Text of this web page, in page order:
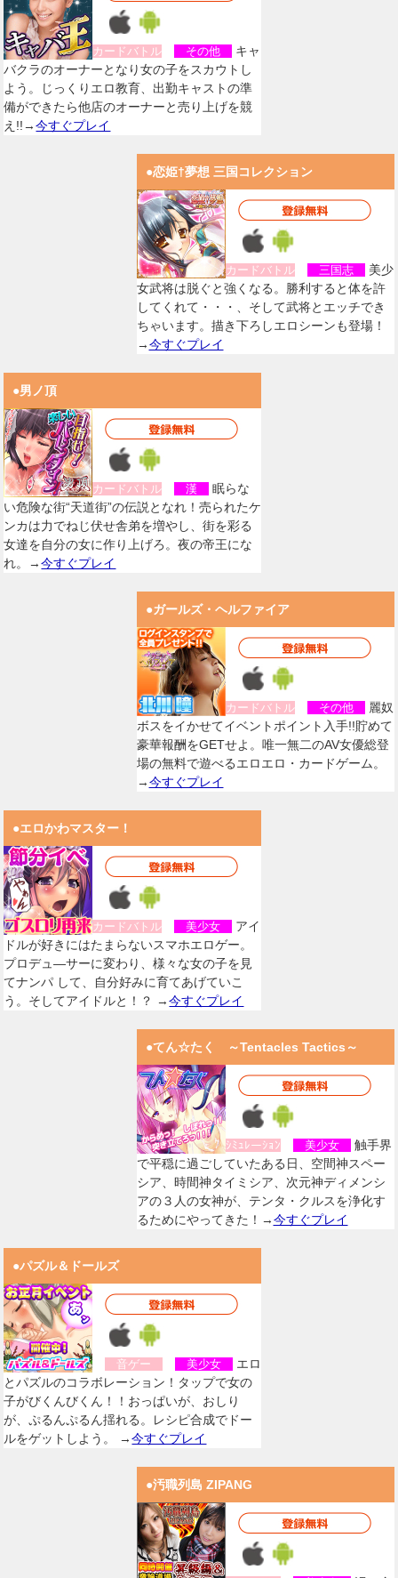
カードバトル その他
キャ
バクラのオーナーとなり女の子をスカウトし
よう。じっくりエロ教育、出勤キャストの準
備ができたら他店のオーナーと売り上げを競
え!!→今すぐプレイ
●恋姫†夢想 三国コレクション
カードバトル 三国志
美少
女武将は脱ぐと強くなる。勝利すると体を許
してくれて・・・、そして武将とエッチでき
ちゃいます。描き下ろしエロシーンも登場！
→今すぐプレイ
●男ノ頂
カードバトル 漢
眠らな
い危険な街“天道街”の伝説となれ！売られたケ
ンカは力でねじ伏せ舎弟を増やし、街を彩る
女達を自分の女に作り上げろ。夜の帝王にな
れ。→今すぐプレイ
●ガールズ・ヘルファイア
カードバトル その他
麗奴
ボスをイかせてイベントポイント入手!!貯めて
豪華報酬をGETせよ。唯一無二のAV女優総登
場の無料で遊べるエロエロ・カードゲーム。
→今すぐプレイ
●エロかわマスター！
カードバトル 美少女
アイ
ドルが好きにはたまらないスマホエロゲー。
プロデュ―サーに変わり、様々な女の子を見
てナンパ して、自分好みに育てあげていこ
う。そしてアイドルと！？ →今すぐプレイ
●てん☆たく ～Tentacles Tactics～
ｼﾐｭﾚーｼｮﾝ 美少女
触手界
で平穏に過ごしていたある日、空間神スペー
シア、時間神タイミシア、次元神ディメンシ
アの３人の女神が、テンタ・クルスを浄化す
るためにやってきた！→今すぐプレイ
●パズル＆ドールズ
音ゲー 美少女
エロ
とパズルのコラボレーション！タップで女の
子がびくんびくん！！おっぱいが、おしり
が、ぷるんぷるん揺れる。レシピ合成でドー
ルをゲットしよう。 →今すぐプレイ
●汚職列島 ZIPANG